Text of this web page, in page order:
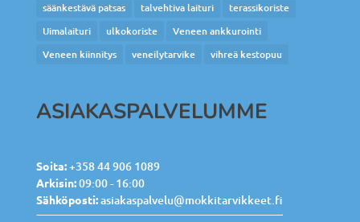
säänkestävä patsas
talvehtiva laituri
terassikoriste
Uimalaituri
ulkokoriste
Veneen ankkurointi
Veneen kiinnitys
veneilytarvike vihreä kestopuu
ASIAKASPALVELUMME
Soita:+358 44 906 1089
Arkisin:09:00 - 16:00
Sähköposti:asiakaspalvelu@mokkitarvikkeet.fi